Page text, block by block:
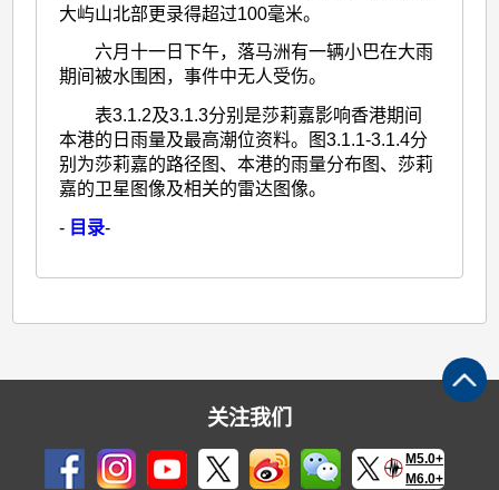
大屿山北部更录得超过100毫米。
六月十一日下午，落马洲有一辆小巴在大雨
期间被水围困，事件中无人受伤。
表3.1.2及3.1.3分别是莎莉嘉影响香港期间
本港的日雨量及最高潮位资料。图3.1.1-3.1.4分
别为莎莉嘉的路径图、本港的雨量分布图、莎莉
嘉的卫星图像及相关的雷达图像。
- 目录-
关注我们
M5.0+
M6.0+